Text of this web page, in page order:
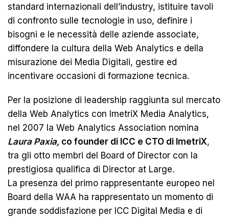
standard internazionali dell’industry, istituire tavoli
di confronto sulle tecnologie in uso, definire i
bisogni e le necessità delle aziende associate,
diffondere la cultura della Web Analytics e della
misurazione dei Media Digitali, gestire ed
incentivare occasioni di formazione tecnica.
Per la posizione di leadership raggiunta sul mercato
della Web Analytics con ImetriX Media Analytics,
nel 2007 la Web Analytics Association nomina
Laura Paxia, co founder di ICC e CTO di ImetriX,
tra gli otto membri del Board of Director con la
prestigiosa qualifica di Director at Large.
La presenza del primo rappresentante europeo nel
Board della WAA ha rappresentato un momento di
grande soddisfazione per ICC Digital Media e di